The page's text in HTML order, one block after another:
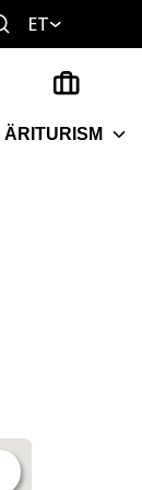
ET
ÄRITURISM